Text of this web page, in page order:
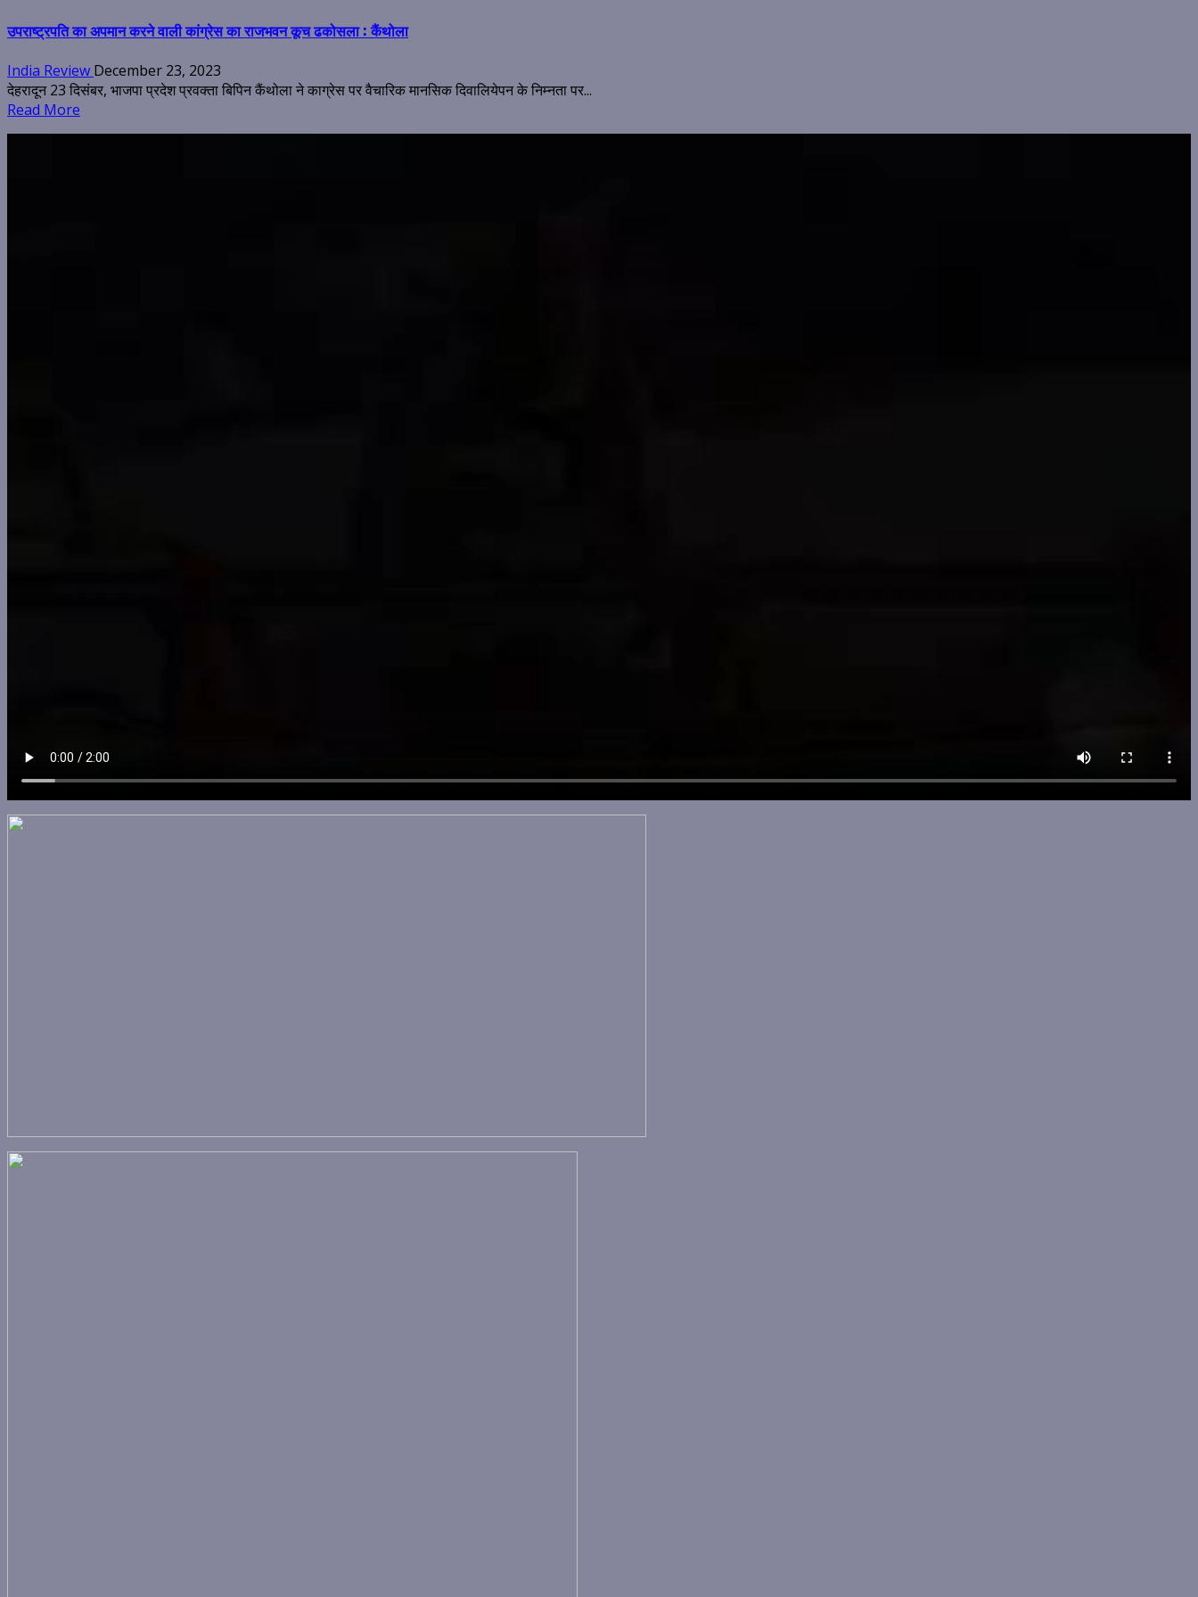
उपराष्ट्रपति का अपमान करने वाली कांग्रेस का राजभवन कूच ढकोसला : कैंथोला
India Review December 23, 2023
देहरादून 23 दिसंबर, भाजपा प्रदेश प्रवक्ता बिपिन कैंथोला ने काग्रेस पर वैचारिक मानसिक दिवालियेपन के निम्नता पर...
Read More